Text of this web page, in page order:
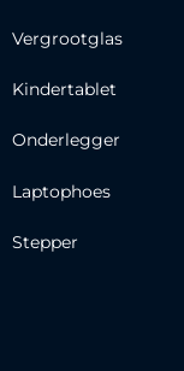
Vergrootglas
Kindertablet
Onderlegger
Laptophoes
Stepper